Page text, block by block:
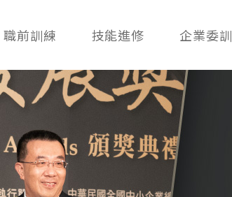
職前訓練 技能進修 企業委訓